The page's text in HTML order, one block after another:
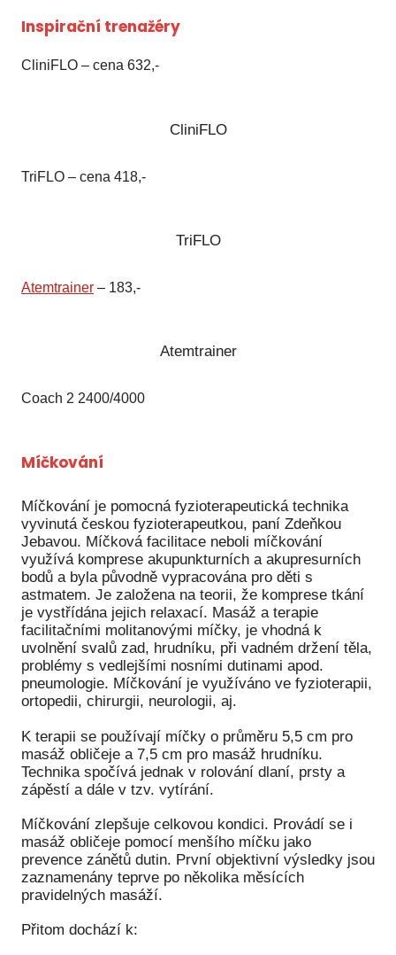
Inspirační trenažéry
CliniFLO – cena 632,-
CliniFLO
TriFLO – cena 418,-
TriFLO
Atemtrainer – 183,-
Atemtrainer
Coach 2 2400/4000
Míčkování
Míčkování je pomocná fyzioterapeutická technika
vyvinutá českou fyzioterapeutkou, paní Zdeňkou
Jebavou. Míčková facilitace neboli míčkování
využívá komprese akupunkturních a akupresurních
bodů a byla původně vypracována pro děti s
astmatem. Je založena na teorii, že komprese tkání
je vystřídána jejich relaxací. Masáž a terapie
facilitačními molitanovými míčky, je vhodná k
uvolnění svalů zad, hrudníku, při vadném držení těla,
problémy s vedlejšími nosními dutinami apod.
pneumologie. Míčkování je využíváno ve fyzioterapii,
ortopedii, chirurgii, neurologii, aj.
K terapii se používají míčky o průměru 5,5 cm pro
masáž obličeje a 7,5 cm pro masáž hrudníku.
Technika spočívá jednak v rolování dlaní, prsty a
zápěstí a dále v tzv. vytírání.
Míčkování zlepšuje celkovou kondici. Provádí se i
masáž obličeje pomocí menšího míčku jako
prevence zánětů dutin. První objektivní výsledky jsou
zaznamenány teprve po několika měsících
pravidelných masáží.
Přitom dochází k: